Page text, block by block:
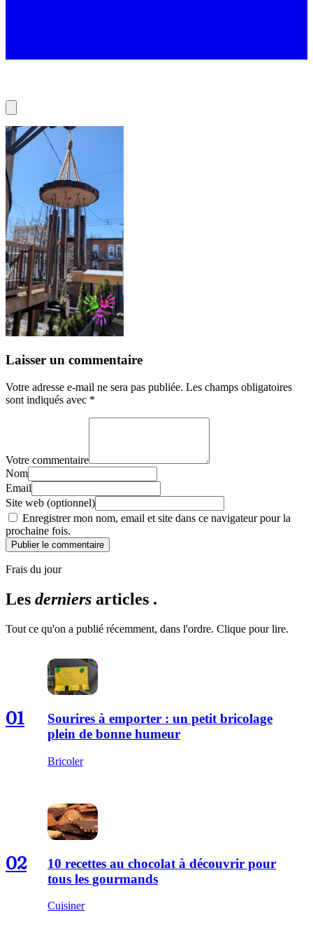
Laisser un commentaire
Votre adresse e-mail ne sera pas publiée. Les champs obligatoires
sont indiqués avec *
Votre commentaire
Nom
Email
Site web (optionnel)
Enregistrer mon nom, email et site dans ce navigateur pour la
prochaine fois.
Publier le commentaire
Frais du jour
Les derniers articles .
Tout ce qu'on a publié récemment, dans l'ordre. Clique pour lire.
01
Sourires à emporter : un petit bricolage
plein de bonne humeur
Bricoler
02
10 recettes au chocolat à découvrir pour
tous les gourmands
Cuisiner